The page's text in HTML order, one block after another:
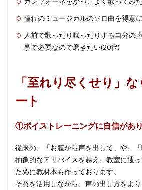
憧れのミュージカルのソロ曲を得意
人前で歌ったり喋ったりする自分の
事で必要なので磨きたい(20代)
「至れり尽くせり」
ート
①ボイストレーニングに自信があ
従来の、「お腹から声を出して」や、
抽象的なアドバイスを越え、教室に通
ために教材本も作っております。
それを活用しながら、声の出し方をよ